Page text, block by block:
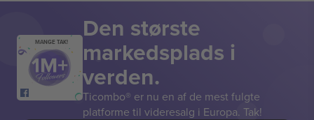
MANGE TAK! Den største
markedsplads i
verden.
Ticombo® er nu en af de mest fulgte
platforme til videresalg i Europa. Tak!